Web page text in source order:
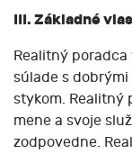
III. Základné
Realitný
súlade s
stykom. Realitný
mene a svoje
zodpovedne.